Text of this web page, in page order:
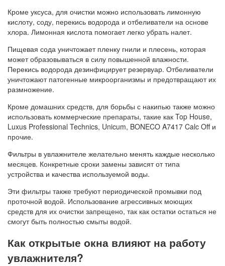
Кроме уксуса, для очистки можно использовать лимонную
кислоту, соду, перекись водорода и отбеливатели на основе
хлора. Лимонная кислота помогает легко убрать налет.
Пищевая сода уничтожает пленку гнили и плесень, которая
может образовываться в силу повышенной влажности.
Перекись водорода дезинфицирует резервуар. Отбеливатели
уничтожают патогенные микроорганизмы и предотвращают их
размножение.
Кроме домашних средств, для борьбы с накипью также можно
использовать коммерческие препараты, такие как Top House,
Luxus Professional Technics, Unicum, BONECO A7417 Calc Off и
прочие.
Фильтры в увлажнителе желательно менять каждые несколько
месяцев. Конкретные сроки замены зависят от типа
устройства и качества используемой воды.
Эти фильтры также требуют периодической промывки под
проточной водой. Использование агрессивных моющих
средств для их очистки запрещено, так как остатки остаться не
смогут быть полностью смыты водой.
Как открытые окна влияют на работу
увлажнителя?